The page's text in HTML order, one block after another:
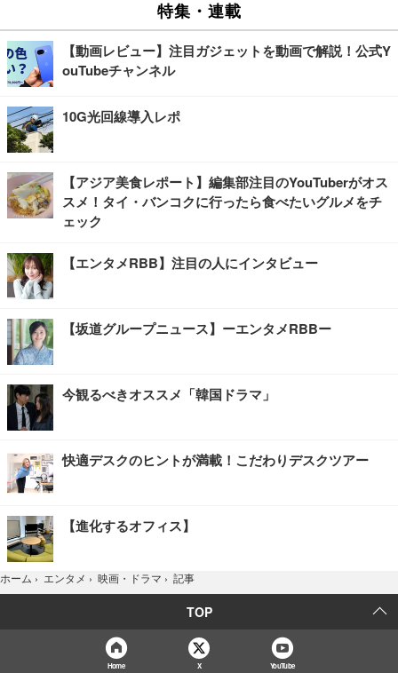
特集・連載
【動画レビュー】注目ガジェットを動画で解説！公式Y
ouTubeチャンネル
10G光回線導入レポ
【アジア美食レポート】編集部注目のYouTuberがオス
スメ！タイ・バンコクに行ったら食べたいグルメをチ
ェック
【エンタメRBB】注目の人にインタビュー
【坂道グループニュース】ーエンタメRBBー
今観るべきオススメ「韓国ドラマ」
快適デスクのヒントが満載！こだわりデスクツアー
【進化するオフィス】
ホーム › エンタメ › 映画・ドラマ › 記事
TOP
Home X YouTube